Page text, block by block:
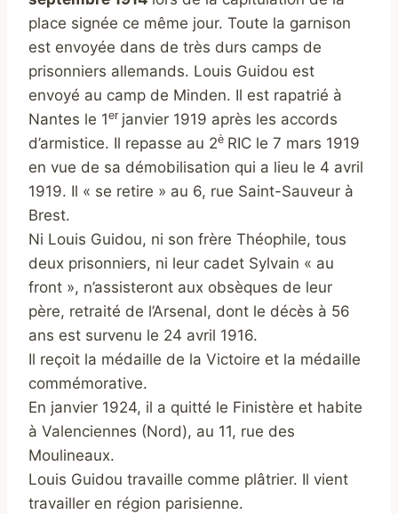
place signée ce même jour. Toute la garnison
est envoyée dans de très durs camps de
prisonniers allemands. Louis Guidou est
envoyé au camp de Minden. Il est rapatrié à
Nantes le 1er janvier 1919 après les accords
d’armistice. Il repasse au 2è RIC le 7 mars 1919
en vue de sa démobilisation qui a lieu le 4 avril
1919. Il « se retire » au 6, rue Saint-Sauveur à
Brest.
Ni Louis Guidou, ni son frère Théophile, tous
deux prisonniers, ni leur cadet Sylvain « au
front », n’assisteront aux obsèques de leur
père, retraité de l’Arsenal, dont le décès à 56
ans est survenu le 24 avril 1916.
Il reçoit la médaille de la Victoire et la médaille
commémorative.
En janvier 1924, il a quitté le Finistère et habite
à Valenciennes (Nord), au 11, rue des
Moulineaux.
Louis Guidou travaille comme plâtrier. Il vient
travailler en région parisienne.